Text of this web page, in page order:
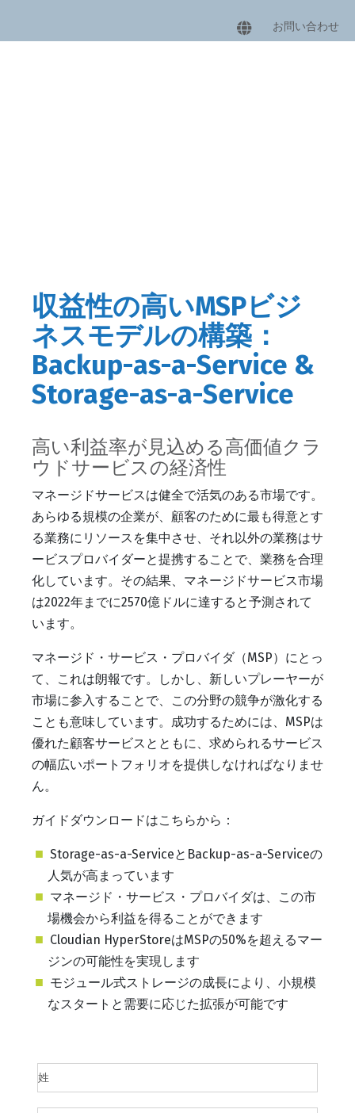
お問い合わせ
収益性の高いMSPビジ
ネスモデルの構築：
Backup-as-a-Service &
Storage-as-a-Service
高い利益率が見込める高価値クラ
ウドサービスの経済性
マネージドサービスは健全で活気のある市場です。
あらゆる規模の企業が、顧客のために最も得意とす
る業務にリソースを集中させ、それ以外の業務はサ
ービスプロバイダーと提携することで、業務を合理
化しています。その結果、マネージドサービス市場
は2022年までに2570億ドルに達すると予測されて
います。
マネージド・サービス・プロバイダ（MSP）にとっ
て、これは朗報です。しかし、新しいプレーヤーが
市場に参入することで、この分野の競争が激化する
ことも意味しています。成功するためには、MSPは
優れた顧客サービスとともに、求められるサービス
の幅広いポートフォリオを提供しなければなりませ
ん。
ガイドダウンロードはこちらから：
Storage-as-a-ServiceとBackup-as-a-Serviceの
人気が高まっています
マネージド・サービス・プロバイダは、この市
場機会から利益を得ることができます
Cloudian HyperStoreはMSPの50%を超えるマー
ジンの可能性を実現します
モジュール式ストレージの成長により、小規模
なスタートと需要に応じた拡張が可能です